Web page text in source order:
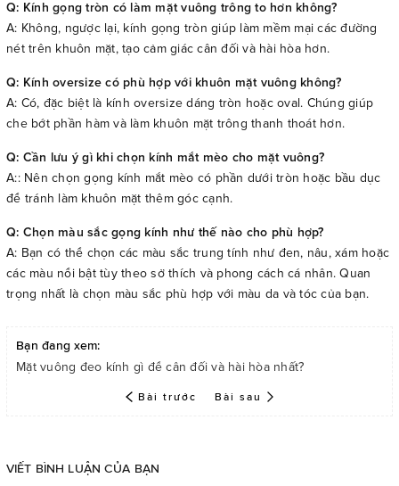
Q: Kính gọng tròn có làm mặt vuông trông to hơn không?
A: Không, ngược lại, kính gọng tròn giúp làm mềm mại các đường
nét trên khuôn mặt, tạo cảm giác cân đối và hài hòa hơn.
Q: Kính oversize có phù hợp với khuôn mặt vuông không?
A: Có, đặc biệt là kính oversize dáng tròn hoặc oval. Chúng giúp
che bớt phần hàm và làm khuôn mặt trông thanh thoát hơn.
Q: Cần lưu ý gì khi chọn kính mắt mèo cho mặt vuông?
A:: Nên chọn gọng kính mắt mèo có phần dưới tròn hoặc bầu dục
để tránh làm khuôn mặt thêm góc cạnh.
Q: Chọn màu sắc gọng kính như thế nào cho phù hợp?
A: Bạn có thể chọn các màu sắc trung tính như đen, nâu, xám hoặc
các màu nổi bật tùy theo sở thích và phong cách cá nhân. Quan
trọng nhất là chọn màu sắc phù hợp với màu da và tóc của bạn.
Bạn đang xem:
Mặt vuông đeo kính gì để cân đối và hài hòa nhất?
Bài trước Bài sau
VIẾT BÌNH LUẬN CỦA BẠN